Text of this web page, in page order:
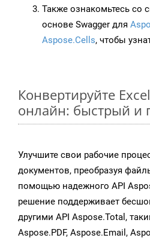
Также ознакомьтесь со
основе Swagger для
Aspose.Cells, чтобы
Конвертируйте
онлайн: быстрый и
Улучшите свои рабочие
документов, преобразуя
помощью надежного API
решение поддерживает
другими API Aspose.Total,
Aspose.PDF, Aspose.Email,